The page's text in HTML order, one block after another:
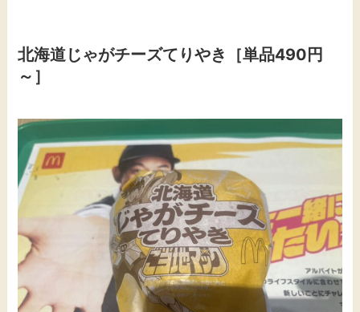
北海道じゃがチーズてりやき［単品490円
～］